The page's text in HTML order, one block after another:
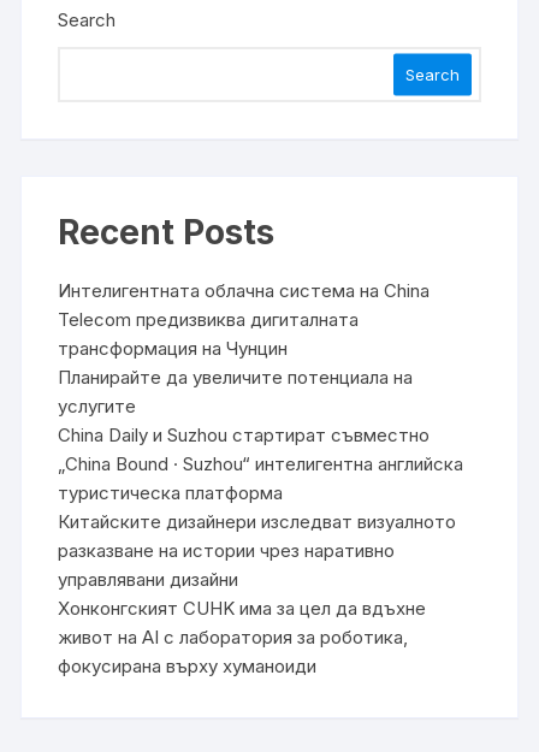
Search
Search
Recent Posts
Интелигентната облачна система на China
Telecom предизвиква дигиталната
трансформация на Чунцин
Планирайте да увеличите потенциала на
услугите
China Daily и Suzhou стартират съвместно
„China Bound · Suzhou“ интелигентна английска
туристическа платформа
Китайските дизайнери изследват визуалното
разказване на истории чрез наративно
управлявани дизайни
Хонконгският CUHK има за цел да вдъхне
живот на AI с лаборатория за роботика,
фокусирана върху хуманоиди